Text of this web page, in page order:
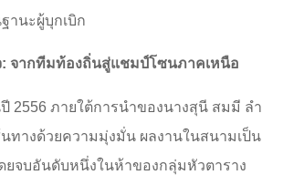
านะผู้บุกเบิก
: จากทีมท้องถิ่นสู่แชมป์โซนภาคเหนือ
2556 ภายใต้การนำของนางสุนี สมมี ลำ
นทางด้วยความมุ่งมั่น ผลงานในสนามเป็น
ยจบอันดับหนึ่งในห้าของกลุ่มหัวตาราง